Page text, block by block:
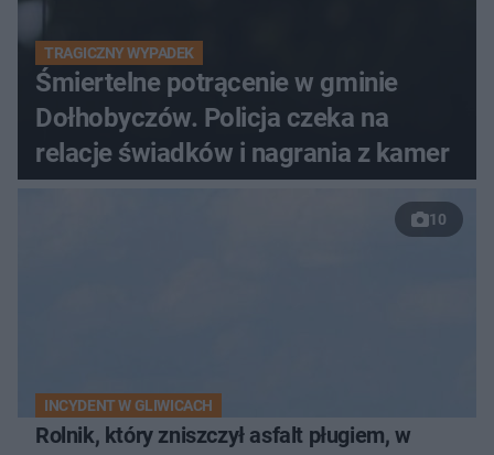
TRAGICZNY WYPADEK
Śmiertelne potrącenie w gminie
Dołhobyczów. Policja czeka na
relacje świadków i nagrania z kamer
10
INCYDENT W GLIWICACH
Rolnik, który zniszczył asfalt pługiem, w